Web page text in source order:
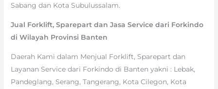
Sabang dan Kota Subulussalam.
Jual Forklift, Sparepart dan Jasa Service dari Forkindo
di Wilayah Provinsi Banten
Daerah Kami dalam Menjual Forklift, Sparepart dan
Layanan Service dari Forkindo di Banten yakni : Lebak,
Pandeglang, Serang, Tangerang, Kota Cilegon, Kota